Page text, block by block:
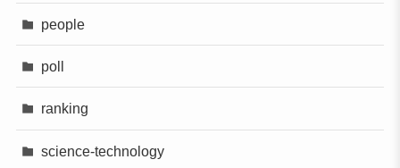
people
poll
ranking
science-technology